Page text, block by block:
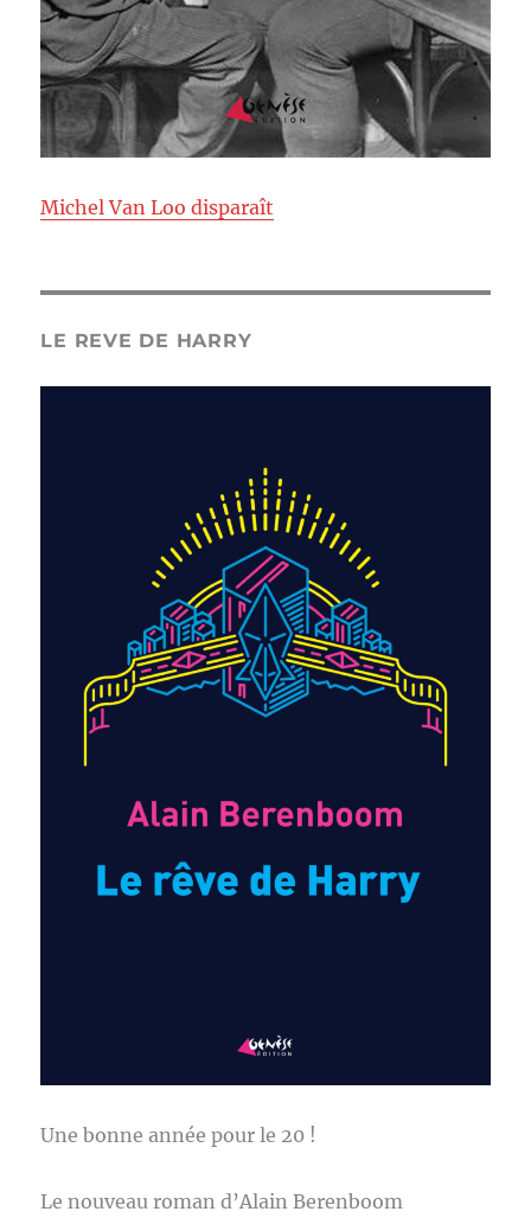
Michel Van Loo disparaît
LE REVE DE HARRY
Une bonne année pour le 20 !
Le nouveau roman d’Alain Berenboom